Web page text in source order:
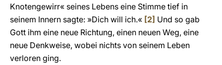
Knotengewirr« seines Lebens eine Stimme tief in
seinem Innern sagte: »Dich will ich.« [2] Und so gab
Gott ihm eine neue Richtung, einen neuen Weg, eine
neue Denkweise, wobei nichts von seinem Leben
verloren ging.